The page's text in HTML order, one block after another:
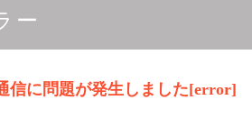
ー
信に問題が発生しました[error]